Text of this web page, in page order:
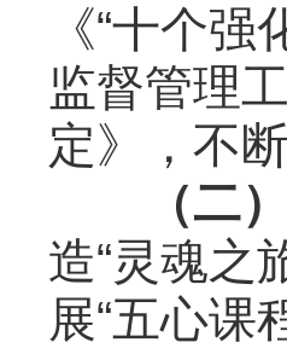
《“十个
监督管理
定》，不
（二
造“灵魂之
展“五心课